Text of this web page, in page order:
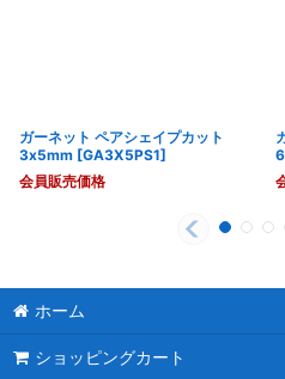
ガーネット ペアシェイプカット
3x5mm [GA3X5PS1]
会員販売価格
ホーム
ショッピングカート